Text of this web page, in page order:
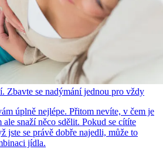
Zbavte se nadýmání jednou pro vždy
úplně nejlépe. Přitom nevíte, v čem je
ale snaží něco sdělit. Pokud se cítíte
jste se právě dobře najedli, může to
jídla.